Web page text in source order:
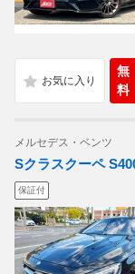
無
料
メルセデス・ベンツ
Sクラスクーペ
保証付